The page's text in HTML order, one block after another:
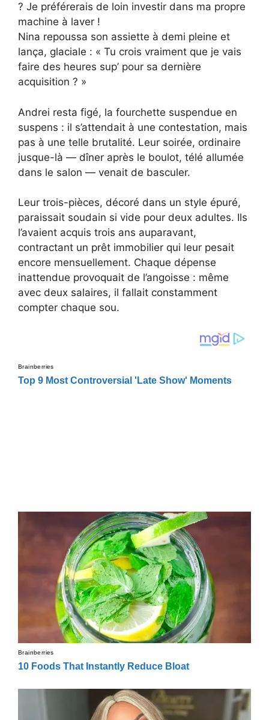
? Je préférerais de loin investir dans ma propre
machine à laver !
Nina repoussa son assiette à demi pleine et
lança, glaciale : « Tu crois vraiment que je vais
faire des heures sup’ pour sa dernière
acquisition ? »
Andrei resta figé, la fourchette suspendue en
suspens : il s’attendait à une contestation, mais
pas à une telle brutalité. Leur soirée, ordinaire
jusque-là — dîner après le boulot, télé allumée
dans le salon — venait de basculer.
Leur trois-pièces, décoré dans un style épuré,
paraissait soudain si vide pour deux adultes. Ils
l’avaient acquis trois ans auparavant,
contractant un prêt immobilier qui leur pesait
encore mensuellement. Chaque dépense
inattendue provoquait de l’angoisse : même
avec deux salaires, il fallait constamment
compter chaque sou.